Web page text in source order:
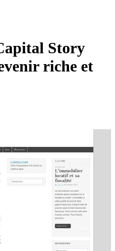
Story
riche et